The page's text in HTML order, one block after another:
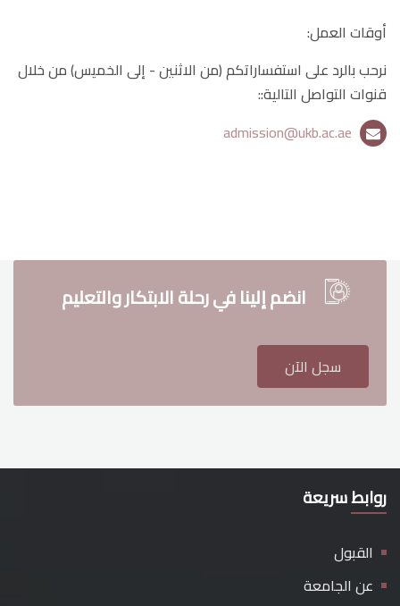
أوقات العمل:
نرحب بالرد على استفساراتكم (من الاثنين - إلى الخميس) من خلال
قنوات التواصل التالية::
admission@ukb.ac.ae
انضم إلينا في رحلة الابتكار والتعليم
سجل الآن
روابط سريعة
القبول
عن الجامعة